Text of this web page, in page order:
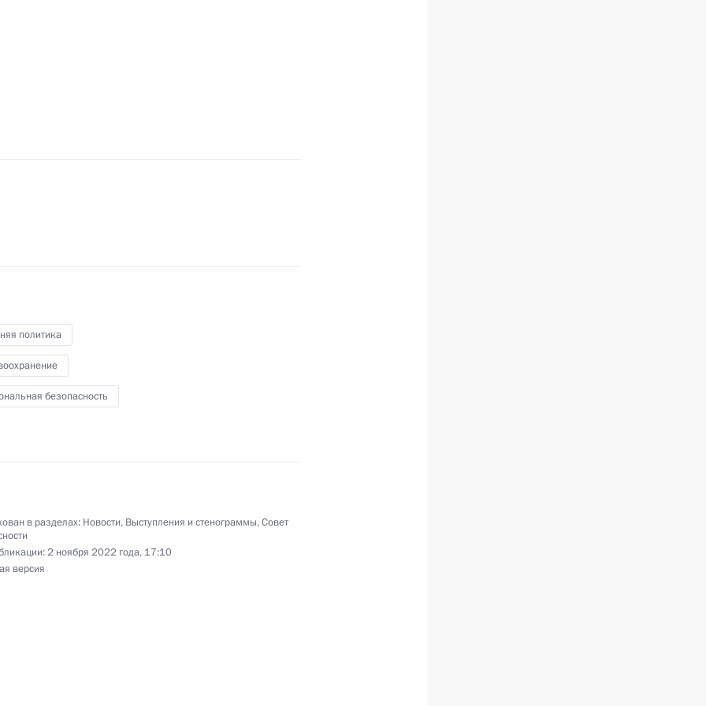
области Сергеем Носовым
Олегом Скуфинским
политика
безопасность
в разделах: Новости, Выступления и стенограммы,Совет
2 ноября 2022 года, 17:10
версия